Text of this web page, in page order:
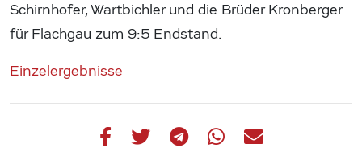
Schirnhofer, Wartbichler und die Brüder Kronberger
für Flachgau zum 9:5 Endstand.
Einzelergebnisse